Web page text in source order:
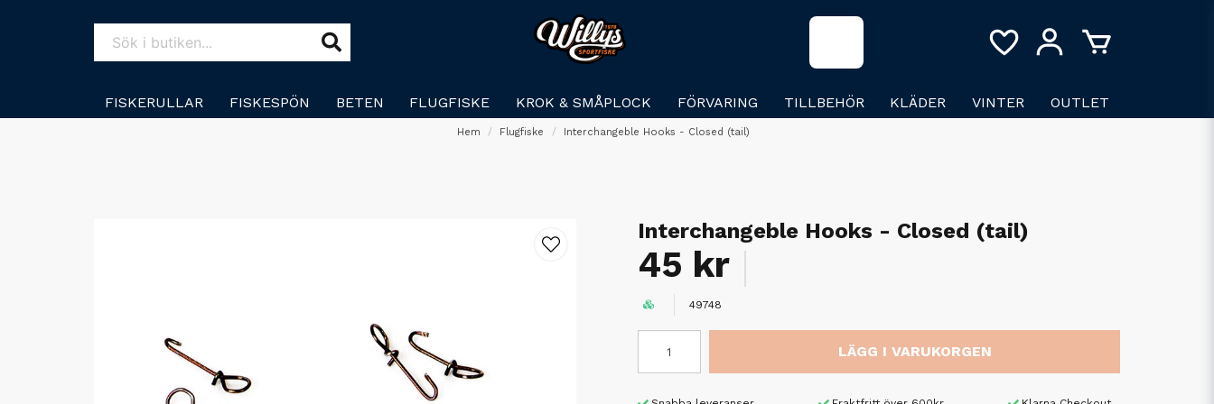
FISKERULLAR FISKESPÖN BETEN FLUGFISKE KROK & SMÅPLOCK FÖRVARING TILLBEHÖR KLÄDER VINTER OUTLET
Hem Flugfiske Interchangeble Hooks - Closed (tail)
Interchangeble Hooks - Closed (tail)
45 kr
49748
LÄGG I VARUKORGEN